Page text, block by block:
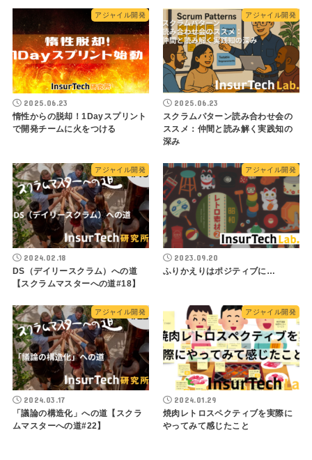
アジャイル開発
2025.06.23
惰性からの脱却！1Dayスプリント
で開発チームに火をつける
アジャイル開発
2025.06.23
スクラムパターン読み合わせ会の
ススメ：仲間と読み解く実践知の
深み
アジャイル開発
2024.02.18
DS（デイリースクラム）への道
【スクラムマスターへの道#18】
アジャイル開発
2023.09.20
ふりかえりはポジティブに…
アジャイル開発
2024.03.17
「議論の構造化」への道【スクラ
ムマスターへの道#22】
アジャイル開発
2024.01.29
焼肉レトロスペクティブを実際に
やってみて感じたこと